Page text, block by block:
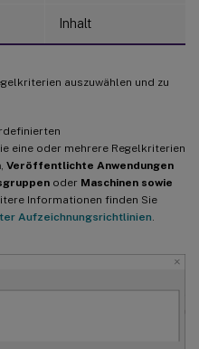
Inhalt
auszuwählen und zu
eine oder mehrere Regelkriterien
Veröffentlichte Anwendungen
oder Maschinen sowie
Informationen finden Sie
Aufzeichnungsrichtlinien